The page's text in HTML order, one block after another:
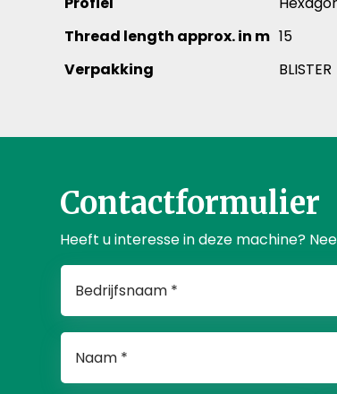
Thread length approx. in m 15
Verpakking
BLISTER
Contactformulier
Heeft u interesse in deze machine?